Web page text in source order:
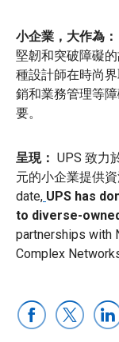
小企業，大作為：
堅韌和突破障礙
種設計師在時尚
銷和業務管理等
要。
呈現： UPS 致力
元的小企業提供
date, UPS has
to diverse-
partnerships with
Complex